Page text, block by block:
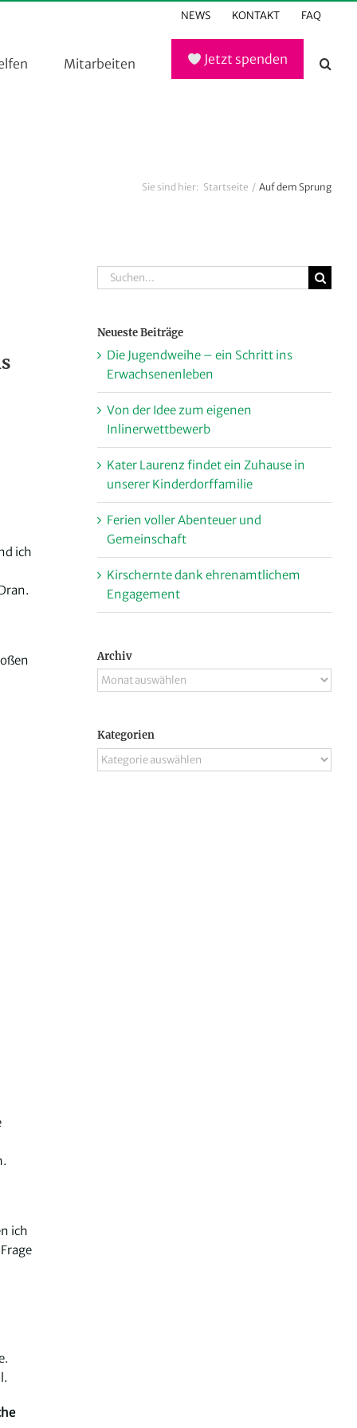
NEWS KONTAKT FAQ
Mitarbeiten Jetzt spenden
Sie sind hier: Startseite Auf dem Sprung
ich
ich
Suche
nach:
Neueste Beiträge
Die Jugendweihe – ein Schritt ins
Erwachsenenleben
Von der Idee zum eigenen
Inlinerwettbewerb
Kater Laurenz findet ein Zuhause in
unserer Kinderdorffamilie
Ferien voller Abenteuer und
Gemeinschaft
Kirschernte dank ehrenamtlichem
Engagement
Archiv
Archiv
Kategorien
Kategorien